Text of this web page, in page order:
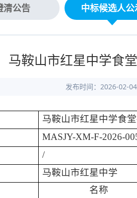
清公告 中标候选人公
马鞍山市红星中学食
发布时间：2026-02-04
马鞍山市红星中学食
MASJY-XM-F-2026-
/
马鞍山市红星中学
名称